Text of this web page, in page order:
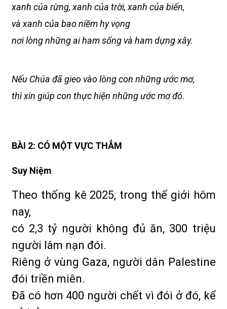
xanh của rừng, xanh của trời, xanh của biển,
và xanh của bao niềm hy vọng
nơi lòng những ai ham sống và ham dựng xây.
Nếu Chúa đã gieo vào lòng con những ước mơ,
thì xin giúp con thực hiện những ước mơ đó.
BÀI 2: CÓ MỘT VỰC THẲM
Suy Niệm
Theo thống kê 2025, trong thế giới hôm
nay,
có 2,3 tỷ người không đủ ăn, 300 triệu
người lâm nạn đói.
Riêng ở vùng Gaza, người dân Palestine
đói triền miên.
Đã có hơn 400 người chết vì đói ở đó, kể